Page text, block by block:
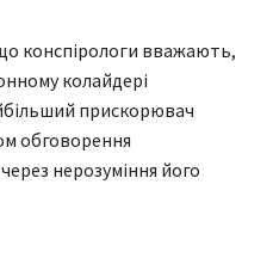
конспірологи вважають,
колайдері
прискорювач
обговорення
нерозуміння його